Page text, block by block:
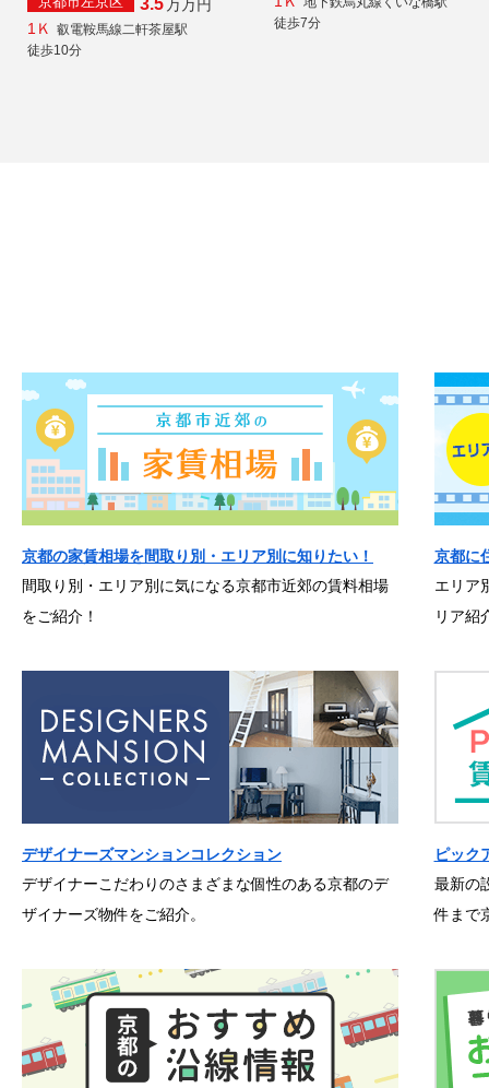
万 万円
1Ｋ
叡電鞍馬線二軒茶屋駅
徒歩10分
徒歩7分
京都の家賃相場を間取り別・エリア別に知りたい！
間取り別・エリア別に気になる京都市近郊の賃料相場
をご紹介！
京都に
エリア
リア紹
デザイナーズマンションコレクション
デザイナーこだわりのさまざまな個性のある京都のデ
ザイナーズ物件をご紹介。
ピック
最新の
件まで